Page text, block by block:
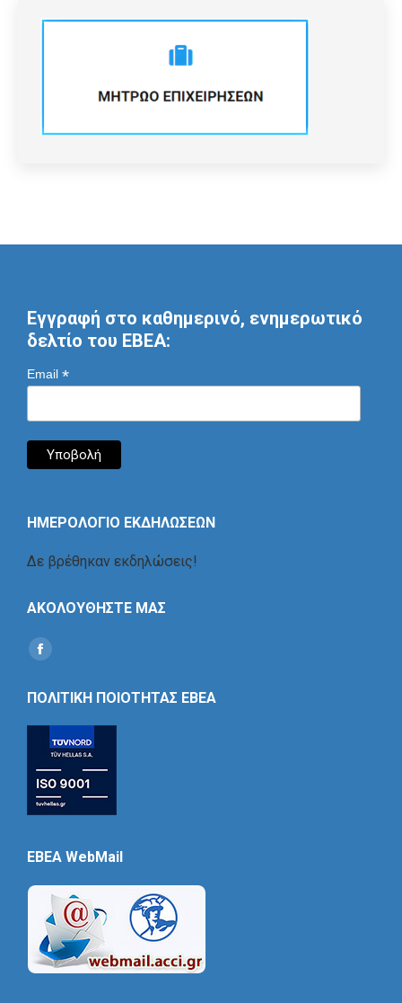
Εγγραφή στο καθημερινό, ενημερωτικό
δελτίο του ΕΒΕΑ:
Email *
ΗΜΕΡΟΛΟΓΙΟ ΕΚΔΗΛΩΣΕΩΝ
Δε βρέθηκαν εκδηλώσεις!
ΑΚΟΛΟΥΘΗΣΤΕ ΜΑΣ
Find us on:
Social
ΠΟΛΙΤΙΚΗ ΠΟΙΟΤΗΤΑΣ ΕΒΕΑ
EBEA WebMail